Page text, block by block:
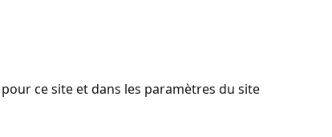
ce site et dans les paramètres du site